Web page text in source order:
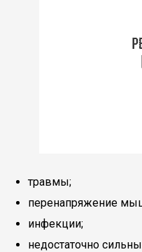
травмы;
перенапряжение
инфекции;
недостаточно